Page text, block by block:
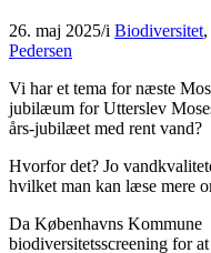
26. maj 2025/i Biodiversitet,
Pedersen
Vi har et tema for næste
jubilæum for Utterslev
års-jubilæet med rent vand?
Hvorfor det? Jo
hvilket man kan læse mere
Da Københavns Kommune
biodiversitetsscreening for